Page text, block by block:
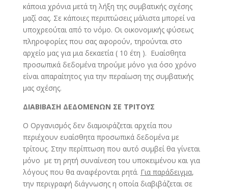
κάποια χρόνια μετά τη λήξη της συμβατικής σχέσης
μαζί σας. Σε κάποιες περιπτώσεις μάλιστα μπορεί να
υποχρεούται από το νόμο. Οι οικονομικής φύσεως
πληροφορίες που σας αφορούν, τηρούνται στο
αρχείο μας για μια δεκαετία ( 10 έτη ). Ευαίσθητα
προσωπικά δεδομένα τηρούμε μόνο για όσο χρόνο
είναι απαραίτητος για την περαίωση της συμβατικής
μας σχέσης.
ΔΙΑΒΙΒΑΣΗ ΔΕΔΟΜΕΝΩΝ ΣΕ ΤΡΙΤΟΥΣ
Ο Οργανισμός δεν διαμοιράζεται αρχεία που
περιέχουν ευαίσθητα προσωπικά δεδομένα με
τρίτους. Στην περίπτωση που αυτό συμβεί θα γίνεται
μόνο με τη ρητή συναίνεση του υποκειμένου και για
λόγους που θα αναφέρονται ρητά. Για παράδειγμα,
την περιγραφή διάγνωσης η οποία διαβιβάζεται σε